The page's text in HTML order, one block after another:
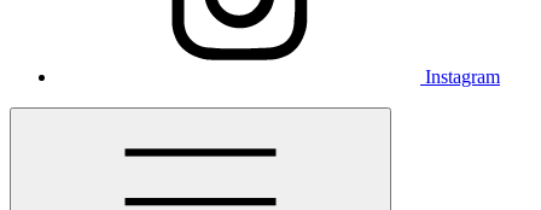
Instagram